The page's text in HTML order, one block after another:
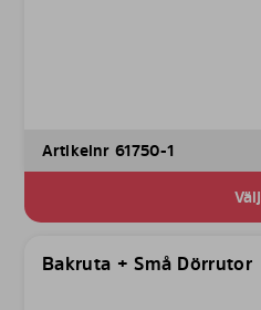
Artikelnr 61750-1
Välj
Bakruta + Små Dörrutor